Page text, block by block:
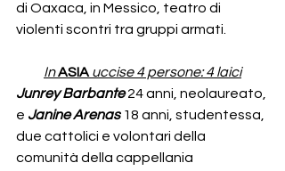
di Oaxaca, in Messico, teatro di
violenti scontri tra gruppi armati.
InASIA uccise 4 persone: 4 laici
Junrey Barbante 24 anni, neolaureato,
e Janine Arenas 18 anni, studentessa,
due cattolici e volontari della
comunità della cappellania